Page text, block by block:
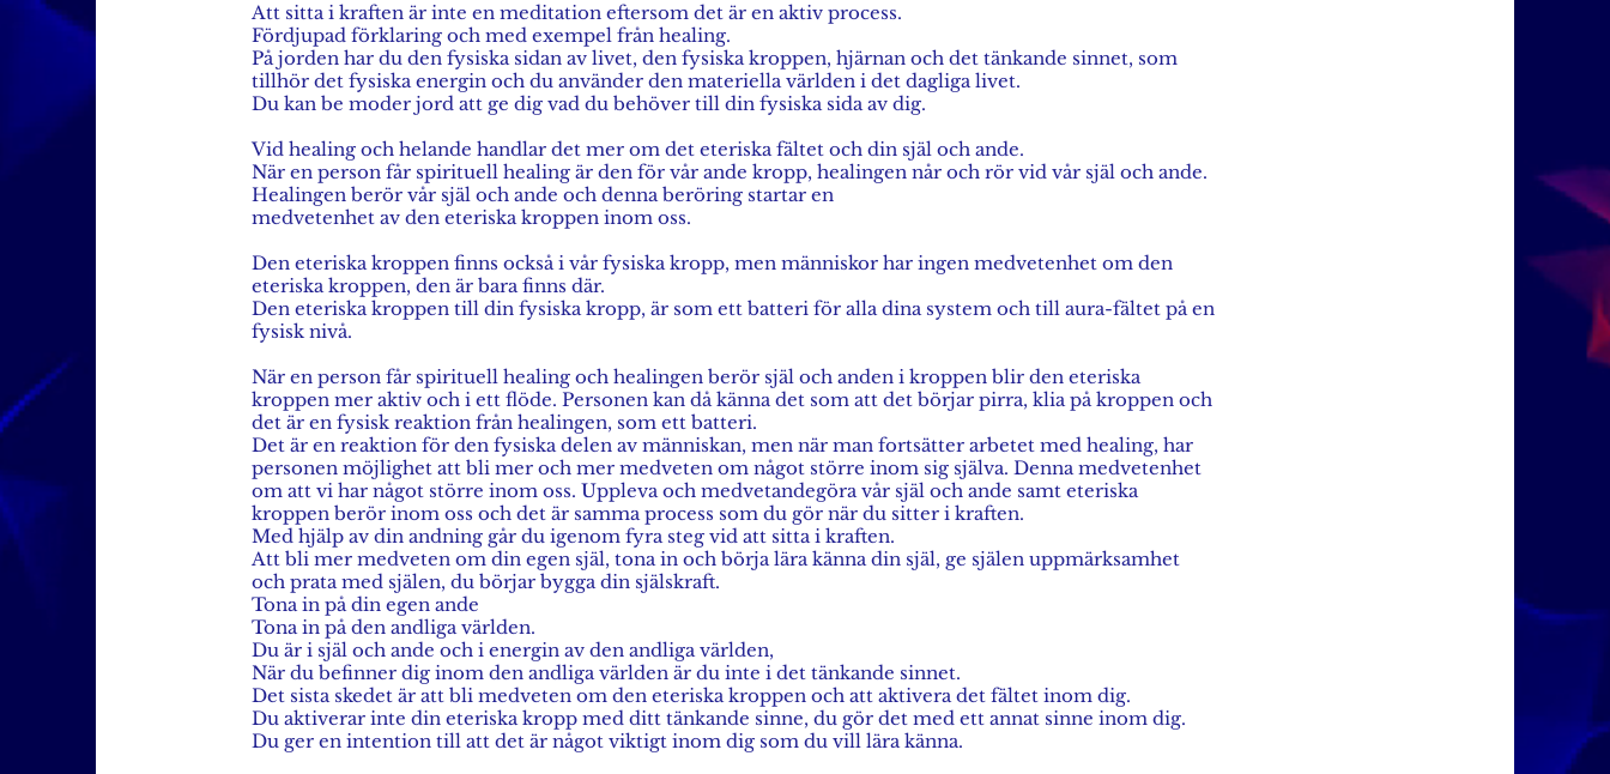
Att sitta i kraften är inte en meditation eftersom det är en aktiv process.
Fördjupad förklaring och med exempel från healing.
På jorden har du den fysiska sidan av livet, den fysiska kroppen, hjärnan och det tänkande sinnet, som
tillhör det fysiska energin och du använder den materiella världen i det dagliga livet.
Du kan be moder jord att ge dig vad du behöver till din fysiska sida av dig.
Vid healing och helande handlar det mer om det eteriska fältet och din själ och ande.
När en person får spirituell healing är den för vår ande kropp, healingen når och rör vid vår själ och ande.
Healingen berör vår själ och ande och denna beröring startar en
medvetenhet av den eteriska kroppen inom oss.
Den eteriska kroppen finns också i vår fysiska kropp, men människor har ingen medvetenhet om den
eteriska kroppen, den är bara finns där.
Den eteriska kroppen till din fysiska kropp, är som ett batteri för alla dina system och till aura-fältet på en
fysisk nivå.
När en person får spirituell healing och healingen berör själ och anden i kroppen blir den eteriska
kroppen mer aktiv och i ett flöde. Personen kan då känna det som att det börjar pirra, klia på kroppen och
det är en fysisk reaktion från healingen, som ett batteri.
Det är en reaktion för den fysiska delen av människan, men när man fortsätter arbetet med healing, har
personen möjlighet att bli mer och mer medveten om något större inom sig själva. Denna medvetenhet
om att vi har något större inom oss. Uppleva och medvetandegöra vår själ och ande samt eteriska
kroppen berör inom oss och det är samma process som du gör när du sitter i kraften.
Med hjälp av din andning går du igenom fyra steg vid att sitta i kraften.
Att bli mer medveten om din egen själ, tona in och börja lära känna din själ, ge själen uppmärksamhet
och prata med själen, du börjar bygga din själskraft.
Tona in på din egen ande
Tona in på den andliga världen.
Du är i själ och ande och i energin av den andliga världen,
När du befinner dig inom den andliga världen är du inte i det tänkande sinnet.
Det sista skedet är att bli medveten om den eteriska kroppen och att aktivera det fältet inom dig.
Du aktiverar inte din eteriska kropp med ditt tänkande sinne, du gör det med ett annat sinne inom dig.
Du ger en intention till att det är något viktigt inom dig som du vill lära känna.